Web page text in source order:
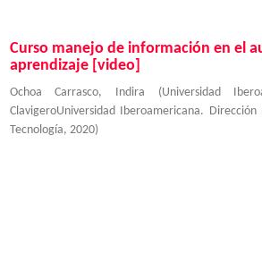
Curso manejo de información en el
aprendizaje [video]
Ochoa Carrasco, Indira (Universidad
ClavigeroUniversidad Iberoamericana.
Tecnología, 2020)